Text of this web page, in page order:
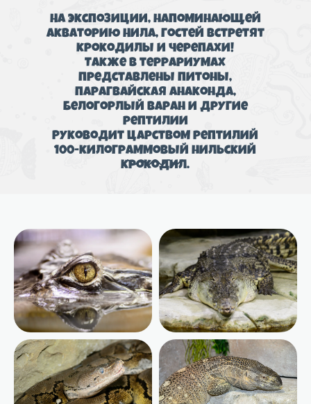
На экспозиции, напоминающей
акваторию Нила, гостей встретят
крокодилы и черепахи!
Также в террариумах
представлены питоны,
парагвайская анаконда,
белогорлый варан и другие
рептилии
Руководит царством рептилий
100-килограммовый нильский
крокодил.